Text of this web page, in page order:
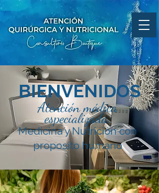
BIENVENIDOS
Atención médica
especializada.
Medicina y Nutrición con
proposito humano